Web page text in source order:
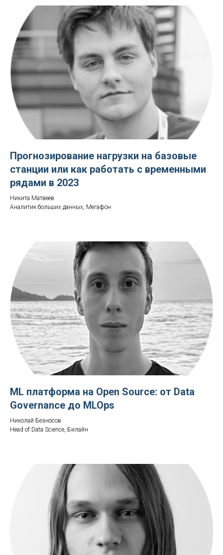
Прогнозирование нагрузки на базовые
станции или как работать с временными
рядами в 2023
Никита Матвеев
Аналитик больших данных, Мегафон
ML платформа на Open Source: от Data
Governance до MLOps
Николай Безносов
Head of Data Science, Билайн